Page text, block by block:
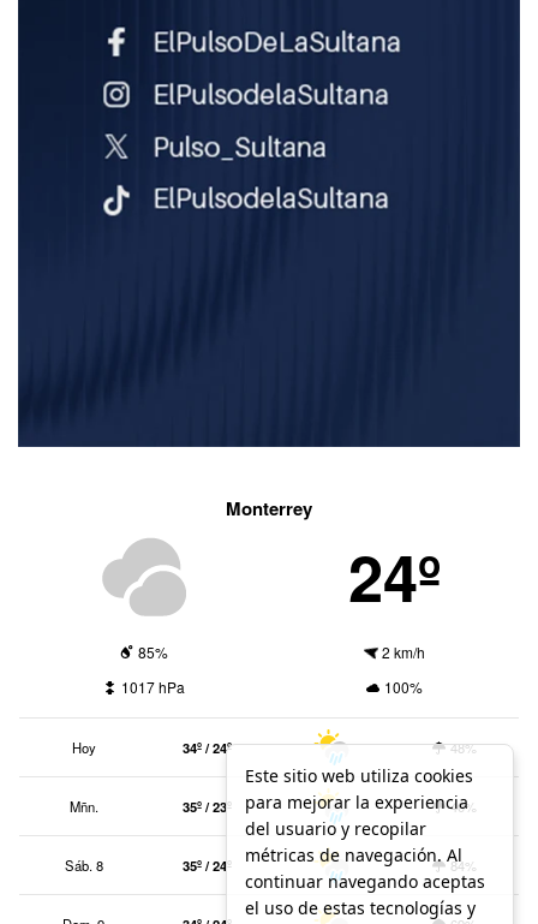
Monterrey
24º
85%
2 km/h
1017 hPa
100%
Hoy 34º / 24º 48%
Mñn. 35º / 23º 40%
Sáb. 8 35º / 24º 84%
Este sitio web utiliza cookies
para mejorar la experiencia
del usuario y recopilar
métricas de navegación. Al
continuar navegando aceptas
el uso de estas tecnologías y